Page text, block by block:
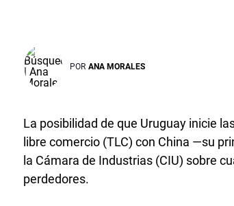
POR ANA MORALES
La posibilidad de que Uruguay inicie
libre comercio (TLC) con China —su
la Cámara de Industrias (CIU) sobre
perdedores.